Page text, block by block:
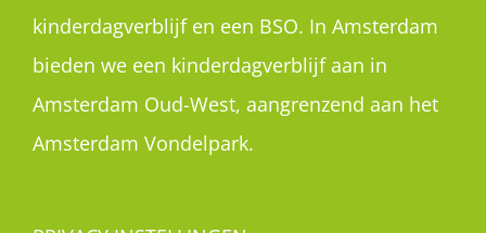
kinderdagverblijf en een BSO. In Amsterdam
bieden we een kinderdagverblijf aan in
Amsterdam Oud-West, aangrenzend aan het
Amsterdam Vondelpark.